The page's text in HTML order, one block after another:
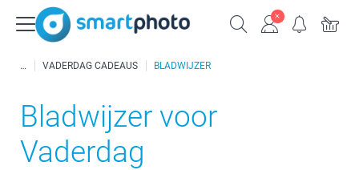
VADERDAG CADEAUS BLADWIJZER
Bladwijzer voor
Vaderdag